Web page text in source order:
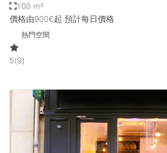
100 m²
價格由900€起 預計每日價格
熱門空間
5(9)